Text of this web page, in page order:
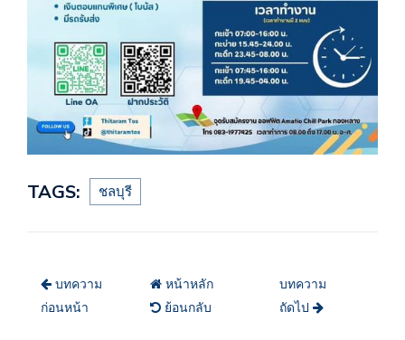
TAGS: ชลบุรี
บทความ
ก่อนหน้า
หน้าหลัก
ย้อนกลับ
บทความ
ถัดไป